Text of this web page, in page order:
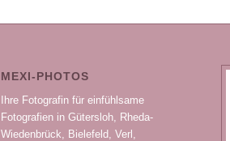
MEXI-PHOTOS
Ihre Fotografin für einfühlsame
Fotografien in Gütersloh, Rheda-
Wiedenbrück, Bielefeld, Verl,